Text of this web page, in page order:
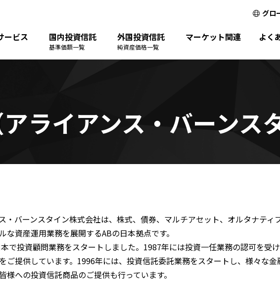
グロ
ービス 国内投資信託
基準価額一覧
外国投資信託
純資産価格一覧
マーケット関連 よく
ライアンス・バーンス
・バーンスタイン株式会社は、株式、債券、マルチアセット、オルタナテ
な資産運用業務を展開するABの日本拠点です。
で投資顧問業務をスタートしました。1987年には投資一任業務の認可を受
ご提供しています。1996年には、投資信託委託業務をスタートし、様々な
様への投資信託商品のご提供も行っています。